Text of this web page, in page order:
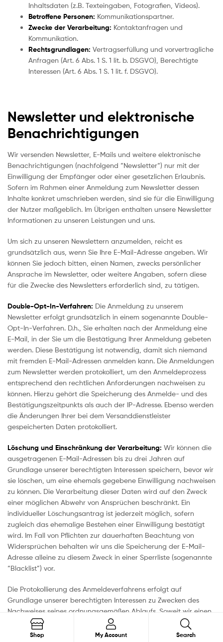
Inhaltsdaten (z.B. Texteingaben, Fotografien, Videos).
Betroffene Personen: Kommunikationspartner.
Zwecke der Verarbeitung: Kontaktanfragen und
Kommunikation.
Rechtsgrundlagen: Vertragserfüllung und vorvertragliche
Anfragen (Art. 6 Abs. 1 S. 1 lit. b. DSGVO), Berechtigte
Interessen (Art. 6 Abs. 1 S. 1 lit. f. DSGVO).
Newsletter und elektronische
Benachrichtigungen
Wir versenden Newsletter, E-Mails und weitere elektronische
Benachrichtigungen (nachfolgend “Newsletter“) nur mit der
Einwilligung der Empfänger oder einer gesetzlichen Erlaubnis.
Sofern im Rahmen einer Anmeldung zum Newsletter dessen
Inhalte konkret umschrieben werden, sind sie für die Einwilligung
der Nutzer maßgeblich. Im Übrigen enthalten unsere Newsletter
Informationen zu unseren Leistungen und uns.
Um sich zu unseren Newslettern anzumelden, reicht es
grundsätzlich aus, wenn Sie Ihre E-Mail-Adresse angeben. Wir
können Sie jedoch bitten, einen Namen, zwecks persönlicher
Ansprache im Newsletter, oder weitere Angaben, sofern diese
für die Zwecke des Newsletters erforderlich sind, zu tätigen.
Double-Opt-In-Verfahren: Die Anmeldung zu unserem
Newsletter erfolgt grundsätzlich in einem sogenannte Double-
Opt-In-Verfahren. D.h., Sie erhalten nach der Anmeldung eine
E-Mail, in der Sie um die Bestätigung Ihrer Anmeldung gebeten
werden. Diese Bestätigung ist notwendig, damit sich niemand
mit fremden E-Mail-Adressen anmelden kann. Die Anmeldungen
zum Newsletter werden protokolliert, um den Anmeldeprozess
entsprechend den rechtlichen Anforderungen nachweisen zu
können. Hierzu gehört die Speicherung des Anmelde- und des
Bestätigungszeitpunkts als auch der IP-Adresse. Ebenso werden
die Änderungen Ihrer bei dem Versanddienstleister
gespeicherten Daten protokolliert.
Löschung und Einschränkung der Verarbeitung: Wir können die
ausgetragenen E-Mail-Adressen bis zu drei Jahren auf
Grundlage unserer berechtigten Interessen speichern, bevor wir
sie löschen, um eine ehemals gegebene Einwilligung nachweisen
zu können. Die Verarbeitung dieser Daten wird auf den Zweck
einer möglichen Abwehr von Ansprüchen beschränkt. Ein
individueller Löschungsantrag ist jederzeit möglich, sofern
zugleich das ehemalige Bestehen einer Einwilligung bestätigt
wird. Im Fall von Pflichten zur dauerhaften Beachtung von
Widersprüchen behalten wir uns die Speicherung der E-Mail-
Adresse alleine zu diesem Zweck in einer Sperrliste (sogenannte
“Blacklist”) vor.
Die Protokollierung des Anmeldeverfahrens erfolgt auf
Grundlage unserer berechtigten Interessen zu Zwecken des
Nachweises seines ordnungsgemäßen Ablaufs. Soweit wir einen
Dienstleister mit dem Versand von E-Mails beauftragen, erfolgt
dies auf Grundlage unserer berechtigten Interessen an einem
Shop My Account Search
Search